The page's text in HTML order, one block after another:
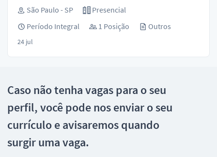
São Paulo - SP
Presencial
Período Integral
1 Posição Outros
24 jul
Caso não tenha vagas para o seu
perfil, você pode nos enviar o seu
currículo e avisaremos quando
surgir uma vaga.